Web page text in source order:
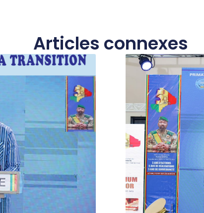
Articles connexes